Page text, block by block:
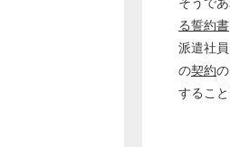
る誓約書
派遣社員
の契約
するこ